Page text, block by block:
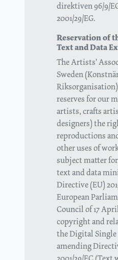
direktiven 96/9/
2001/29/EG.
Reservation of
Text and Data
The Artists'
Sweden
reserves for our
artists, crafts
designers) the
reproductions
other uses of
subject matter
text and data
Directive (EU)
European
Council of 17
copyright and
the Digital Single
amending